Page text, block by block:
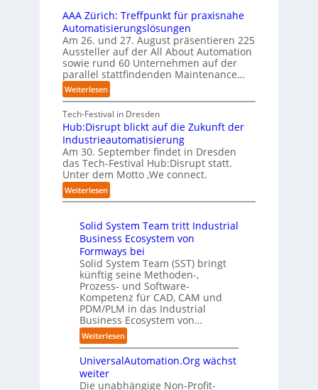
l
d
u
n
g
s
t
e
l
l
e
n
b
i
b
e
n
u
n
b
e
s
t
z
r
u
n
g
a
n
“
t
e
t
B
i
e
t
e
r
v
e
r
f
a
h
r
e
f
ü
r
d
e
n
G
i
g
a
f
a
c
t
t
S
t
e
f
a
n
S
h
w
a
b
z
u
m
C
-
C
E
O
t
e
r
n
e
h
m
e
n
w
o
e
n
R
h
e
n
z
e
n
t
r
e
n
n
D
AAA Zürich: Treffpunkt für praxisnahe
Automatisierungslösungen
Am 26. und 27. August präsentieren 225
Aussteller auf der All About Automation
sowie rund 60 Unternehmen auf der
parallel stattfindenden Maintenance…
Weiterlesen:
A
A
A
Z
ü
r
i
c
h
T
e
f
f
p
u
n
k
t
f
r
p
Tech-Festival in Dresden
Hub:Disrupt blickt auf die Zukunft der
Industrieautomatisierung
Am 30. September findet in Dresden
das Tech-Festival Hub:Disrupt statt.
Unter dem Motto ‚We connect.
Weiterlesen:
H
b
:
D
i
s
r
u
p
t
b
l
i
c
k
Solid System Team tritt Industrial
Business Ecosystem von
Formways bei
Solid System Team (SST) bringt
künftig seine Methoden-,
Prozess- und Software-
Kompetenz für CAD, CAM und
PDM/PLM in das Industrial
Business Ecosystem von…
Weiterlesen:
S
o
i
UniversalAutomation.Org wächst
weiter
Die unabhängige Non-Profit-